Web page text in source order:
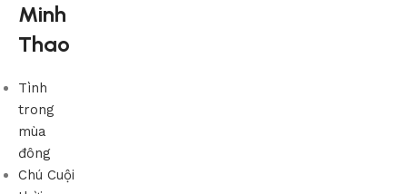
Minh
Thao
Tình
trong
mùa
đông
Chú Cuội